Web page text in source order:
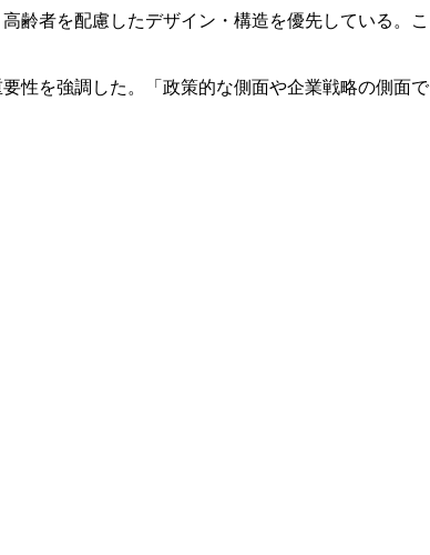
齢者を配慮したデザイン・構造を優先している。
性を強調した。「政策的な側面や企業戦略の側面